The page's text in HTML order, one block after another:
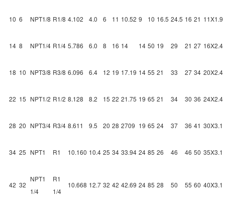
10 6 NPT1/8 R1/8 4.102 4.0 6 11 10.52 9 10 16.5 24.5 16 21 11X1.9
14 8 NPT1/4 R1/4 5.786 6.0 8 16 14 14 50 19 29 21 27 16X2.4
18 10 NPT3/8 R3/8 6.096 6.4 12 19 17.19 14 55 21 33 27 34 20X2.4
22 15 NPT1/2 R1/2 8.128 8.2 15 22 21.75 19 65 21 34 30 36 24X2.4
28 20 NPT3/4 R3/4 8.611 9.5 20 28 2709 19 65 24 37 36 41 30X3.1
34 25 NPT1 R1 10.160 10.4 25 34 33.94 24 85 26 46 46 50 35X3.1
42 32
NPT1
1/4
R1
1/4
10.668 12.7 32 42 42.69 24 85 28 50 55 60 40X3.1